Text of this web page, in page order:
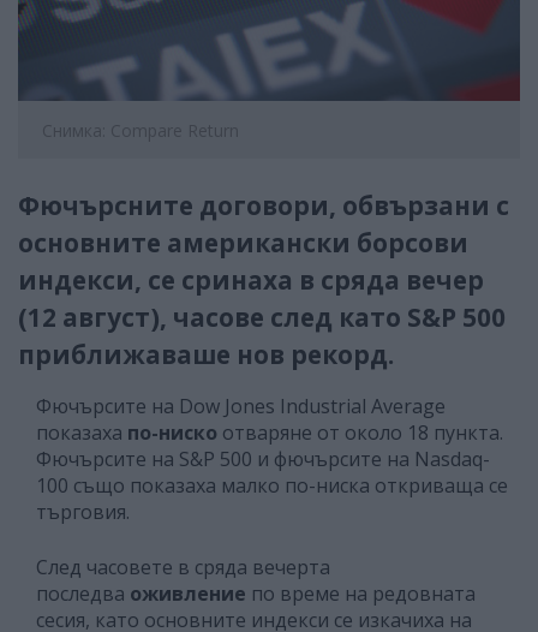
Снимка: Compare Return
Фючърсните договори, обвързани с
основните американски борсови
индекси, се сринаха в сряда вечер
(12 август), часове след като S&P 500
приближаваше нов рекорд.
Фючърсите на Dow Jones Industrial Average
показаха по-ниско отваряне от около 18 пункта.
Фючърсите на S&P 500 и фючърсите на Nasdaq-
100 също показаха малко по-ниска откриваща се
търговия.
След часовете в сряда вечерта
последва оживление по време на редовната
сесия, като основните индекси се изкачиха на